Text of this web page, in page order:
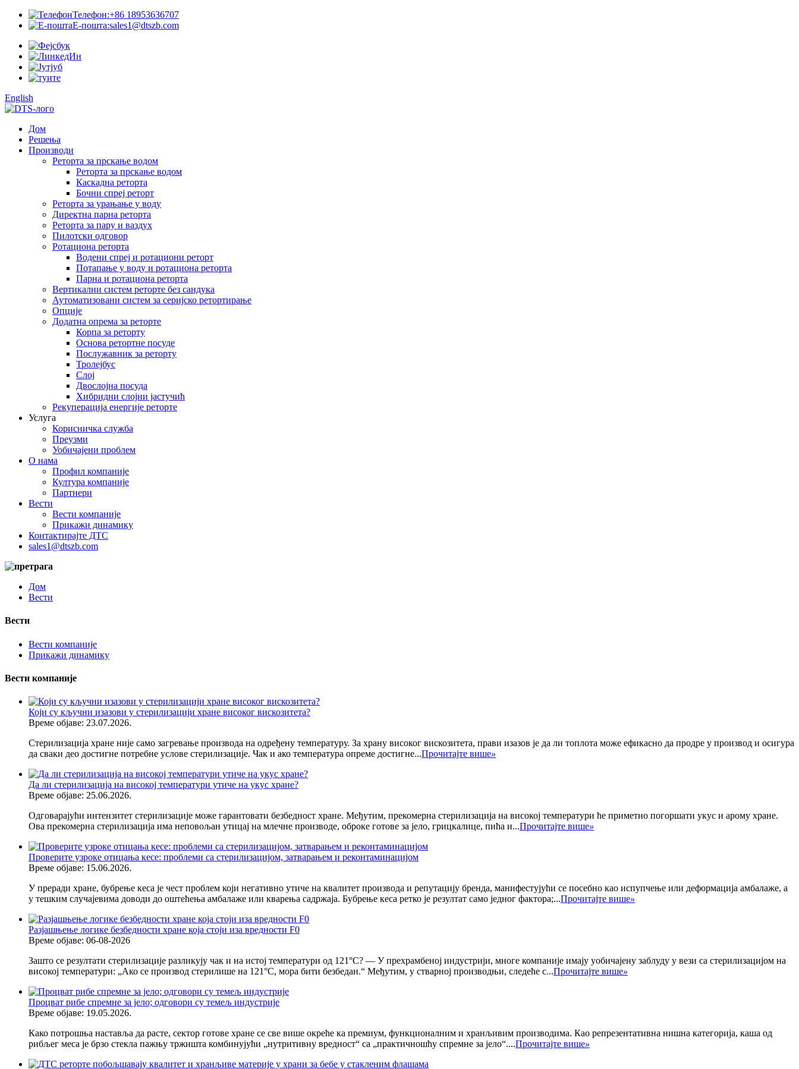
Телефон:+86 18953636707
Е-пошта:sales1@dtszb.com
English
Дом
Решења
Производи
Реторта за прскање водом
Реторта за прскање водом
Каскадна реторта
Бочни спреј реторт
Реторта за урањање у воду
Директна парна реторта
Реторта за пару и ваздух
Пилотски одговор
Ротациона реторта
Водени спреј и ротациони реторт
Потапање у воду и ротациона реторта
Парна и ротациона реторта
Вертикални систем реторте без сандука
Аутоматизовани систем за серијско ретортирање
Опције
Додатна опрема за реторте
Корпа за реторту
Основа ретортне посуде
Послужавник за реторту
Тролејбус
Слој
Двослојна посуда
Хибридни слојни јастучић
Рекуперација енергије реторте
Услуга
Корисничка служба
Преузми
Уобичајени проблем
О нама
Профил компаније
Култура компаније
Партнери
Вести
Вести компаније
Прикажи динамику
Контактирајте ДТС
sales1@dtszb.com
Дом
Вести
Вести
Вести компаније
Прикажи динамику
Вести компаније
Који су кључни изазови у стерилизацији хране високог вискозитета?
Време објаве: 23.07.2026.
Стерилизација хране није само загревање производа на одређену температуру. За храну високог вискозитета, прави изазов је да ли топлота може ефикасно да продре у производ и осигура
да сваки део достигне потребне услове стерилизације. Чак и ако температура опреме достигне...Прочитајте више»
Да ли стерилизација на високој температури утиче на укус хране?
Време објаве: 25.06.2026.
Одговарајући интензитет стерилизације може гарантовати безбедност хране. Међутим, прекомерна стерилизација на високој температури ће приметно погоршати укус и арому хране.
Ова прекомерна стерилизација има неповољан утицај на млечне производе, оброке готове за јело, грицкалице, пића и...Прочитајте више»
Проверите узроке отицања кесе: проблеми са стерилизацијом, затварањем и реконтаминацијом
Време објаве: 15.06.2026.
У преради хране, бубрење кеса је чест проблем који негативно утиче на квалитет производа и репутацију бренда, манифестујући се посебно као испупчење или деформација амбалаже, а
у тешким случајевима доводи до оштећења амбалаже или кварења садржаја. Бубрење кеса ретко је резултат само једног фактора;...Прочитајте више»
Разјашњење логике безбедности хране која стоји иза вредности F0
Време објаве: 06-08-2026
Зашто се резултати стерилизације разликују чак и на истој температури од 121°C? — У прехрамбеној индустрији, многе компаније имају уобичајену заблуду у вези са стерилизацијом на
високој температури: „Ако се производ стерилише на 121°C, мора бити безбедан.“ Међутим, у стварној производњи, следеће с...Прочитајте више»
Процват рибе спремне за јело; одговори су темељ индустрије
Време објаве: 19.05.2026.
Како потрошња наставља да расте, сектор готове хране се све више окреће ка премиум, функционалним и хранљивим производима. Као репрезентативна нишна категорија, каша од
рибљег меса је брзо стекла пажњу тржишта комбинујући „нутритивну вредност“ са „практичношћу спремне за јело“....Прочитајте више»